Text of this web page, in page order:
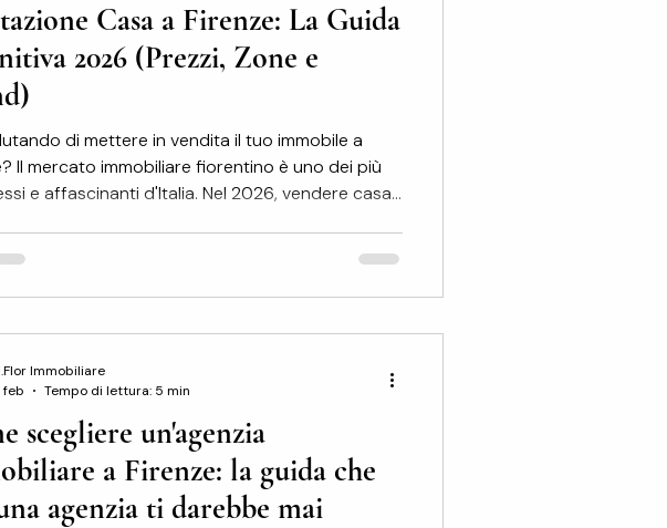
CEDERE ATTIVITA'
Casa a Firenze: La Guida
2026 (Prezzi, Zone e
di mettere in vendita il tuo immobile a
Il mercato immobiliare fiorentino è uno dei più
e affascinanti d'Italia. Nel 2026, vendere casa
Borsino Immobiliare e dell' OMI (Agenzia
scegliere un'agenzia
a Firenze: la guida che
agenzia ti darebbe mai
Immobiliare
feb
Tempo di lettura: 5 min